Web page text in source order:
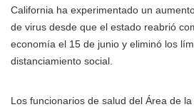
California ha experimentado un
de virus desde que el estado reabrió
economía el 15 de junio y eliminó los
distanciamiento social.
Los funcionarios de salud del Área de